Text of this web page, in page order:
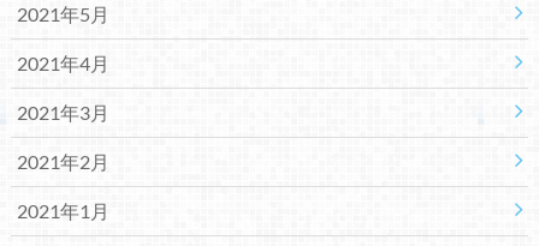
2021年5月
2021年4月
2021年3月
2021年2月
2021年1月